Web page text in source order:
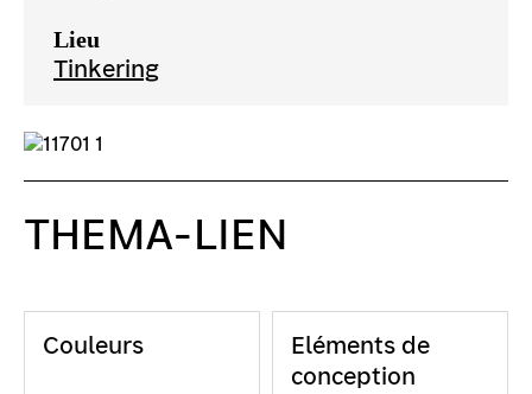
Lieu
Tinkering
THEMA-LIEN
Couleurs
Eléments de
conception